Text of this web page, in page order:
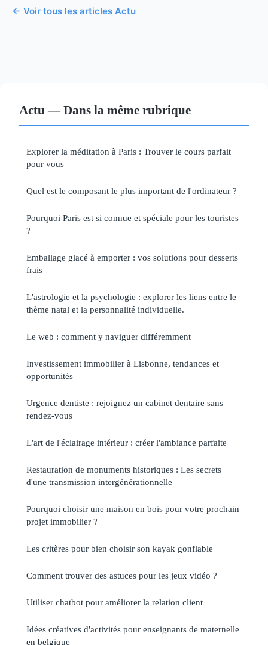
← Voir tous les articles Actu
Actu — Dans la même rubrique
Explorer la méditation à Paris : Trouver le cours parfait
pour vous
Quel est le composant le plus important de l'ordinateur ?
Pourquoi Paris est si connue et spéciale pour les touristes
?
Emballage glacé à emporter : vos solutions pour desserts
frais
L'astrologie et la psychologie : explorer les liens entre le
thème natal et la personnalité individuelle.
Le web : comment y naviguer différemment
Investissement immobilier à Lisbonne, tendances et
opportunités
Urgence dentiste : rejoignez un cabinet dentaire sans
rendez-vous
L'art de l'éclairage intérieur : créer l'ambiance parfaite
Restauration de monuments historiques : Les secrets
d'une transmission intergénérationnelle
Pourquoi choisir une maison en bois pour votre prochain
projet immobilier ?
Les critères pour bien choisir son kayak gonflable
Comment trouver des astuces pour les jeux vidéo ?
Utiliser chatbot pour améliorer la relation client
Idées créatives d'activités pour enseignants de maternelle
en belgique